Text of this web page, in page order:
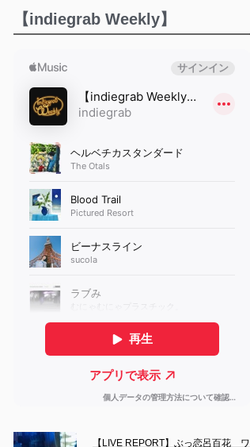
【indiegrab Weekly】
【LIVE REPORT】ぶっ恋呂百花　ワ